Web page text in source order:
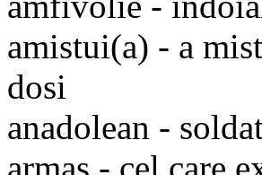
amistui(a) - a
dosi
anadolean -
armaş - cel care